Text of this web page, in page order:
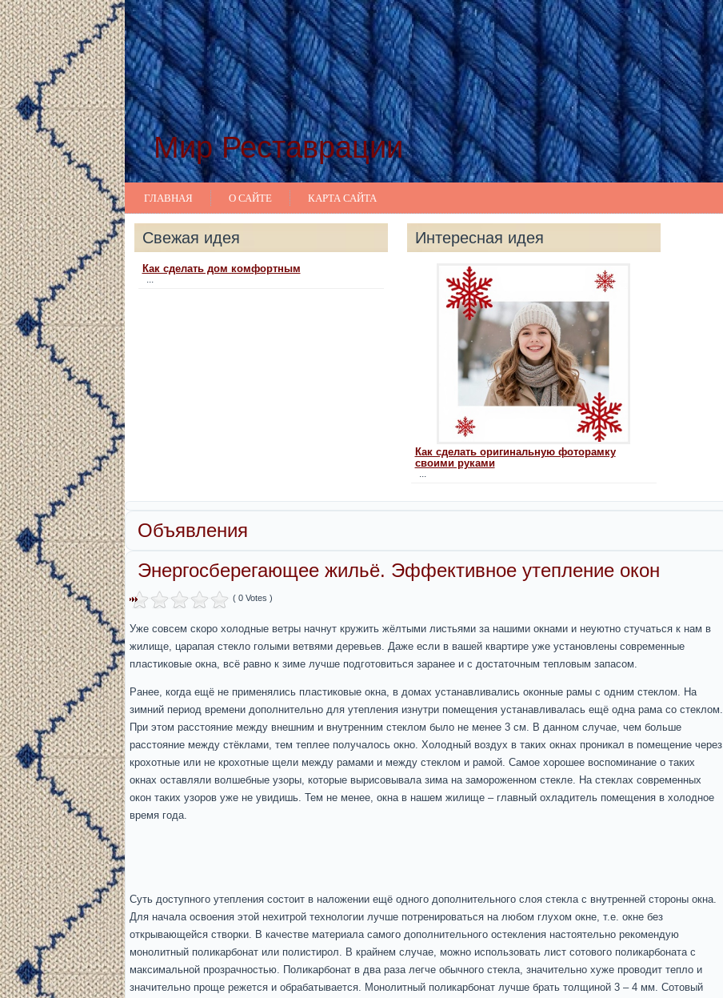
Мир Реставрации
ГЛАВНАЯ О САЙТЕ КАРТА САЙТА
Свежая идея
Как сделать дом комфортным
...
Интересная идея
Как сделать оригинальную фоторамку
своими руками
...
Объявления
Энергосберегающее жильё. Эффективное утепление окон
( 0 Votes )
Уже совсем скоро холодные ветры начнут кружить жёлтыми листьями за нашими окнами и неуютно стучаться к нам в
жилище, царапая стекло голыми ветвями деревьев. Даже если в вашей квартире уже установлены современные
пластиковые окна, всё равно к зиме лучше подготовиться заранее и с достаточным тепловым запасом.
Ранее, когда ещё не применялись пластиковые окна, в домах устанавливались оконные рамы с одним стеклом. На
зимний период времени дополнительно для утепления изнутри помещения устанавливалась ещё одна рама со стеклом.
При этом расстояние между внешним и внутренним стеклом было не менее 3 см. В данном случае, чем больше
расстояние между стёклами, тем теплее получалось окно. Холодный воздух в таких окнах проникал в помещение через
крохотные или не крохотные щели между рамами и между стеклом и рамой. Самое хорошее воспоминание о таких
окнах оставляли волшебные узоры, которые вырисовывала зима на замороженном стекле. На стеклах современных
окон таких узоров уже не увидишь. Тем не менее, окна в нашем жилище – главный охладитель помещения в холодное
время года.
Суть доступного утепления состоит в наложении ещё одного дополнительного слоя стекла с внутренней стороны окна.
Для начала освоения этой нехитрой технологии лучше потренироваться на любом глухом окне, т.е. окне без
открывающейся створки. В качестве материала самого дополнительного остекления настоятельно рекомендую
монолитный поликарбонат или полистирол. В крайнем случае, можно использовать лист сотового поликарбоната с
максимальной прозрачностью. Поликарбонат в два раза легче обычного стекла, значительно хуже проводит тепло и
значительно проще режется и обрабатывается. Монолитный поликарбонат лучше брать толщиной 3 – 4 мм. Сотовый